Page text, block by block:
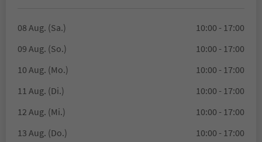
08 Aug. (Sa.)
10:00 - 17:00
09 Aug. (So.)
10:00 - 17:00
10 Aug. (Mo.)
10:00 - 17:00
11 Aug. (Di.)
10:00 - 17:00
12 Aug. (Mi.)
10:00 - 17:00
13 Aug. (Do.)
10:00 - 17:00